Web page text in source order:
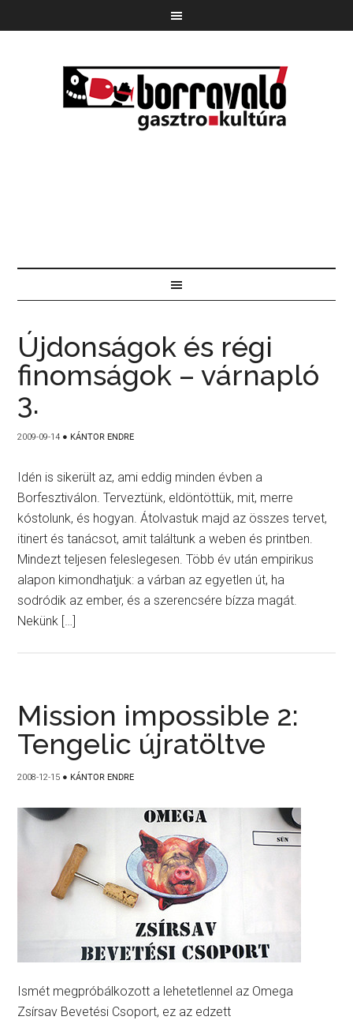
Újdonságok és régi
finomságok – várnapló
3.
2009-09-14 ● KÁNTOR ENDRE
Idén is sikerült az, ami eddig minden évben a
Borfesztiválon. Terveztünk, eldöntöttük, mit, merre
kóstolunk, és hogyan. Átolvastuk majd az összes tervet,
itinert és tanácsot, amit találtunk a weben és printben.
Mindezt teljesen feleslegesen. Több év után empirikus
alapon kimondhatjuk: a várban az egyetlen út, ha
sodródik az ember, és a szerencsére bízza magát.
Nekünk […]
Mission impossible 2:
Tengelic újratöltve
2008-12-15 ● KÁNTOR ENDRE
Ismét megpróbálkozott a lehetetlennel az Omega
Zsírsav Bevetési Csoport, ez az edzett